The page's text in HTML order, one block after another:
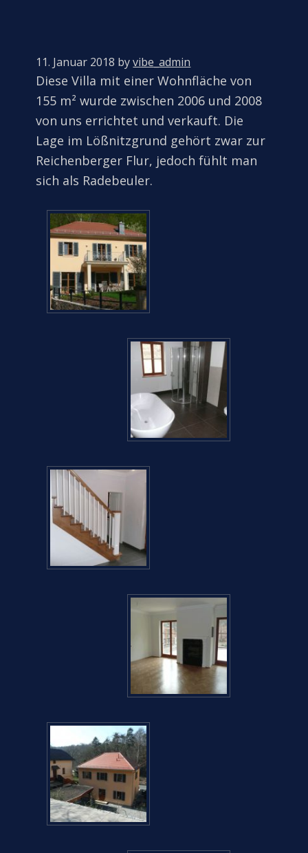
11. Januar 2018 byvibe_admin
Diese Villa mit einer Wohnfläche von
155 m² wurde zwischen 2006 und 2008
von uns errichtet und verkauft. Die
Lage im Lößnitzgrund gehört zwar zur
Reichenberger Flur, jedoch fühlt man
sich als Radebeuler.